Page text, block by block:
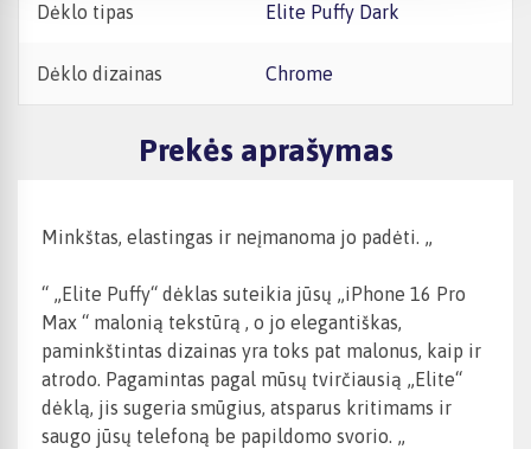
Dėklo tipas Elite Puffy Dark
Dėklo dizainas Chrome
Prekės aprašymas
Minkštas, elastingas ir neįmanoma jo padėti. „
“ „Elite Puffy“ dėklas suteikia jūsų „iPhone 16 Pro
Max “ malonią tekstūrą , o jo elegantiškas,
paminkštintas dizainas yra toks pat malonus, kaip ir
atrodo. Pagamintas pagal mūsų tvirčiausią „Elite“
dėklą, jis sugeria smūgius, atsparus kritimams ir
saugo jūsų telefoną be papildomo svorio. „